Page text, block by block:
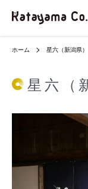
ホーム 星六（新潟県）
星六（